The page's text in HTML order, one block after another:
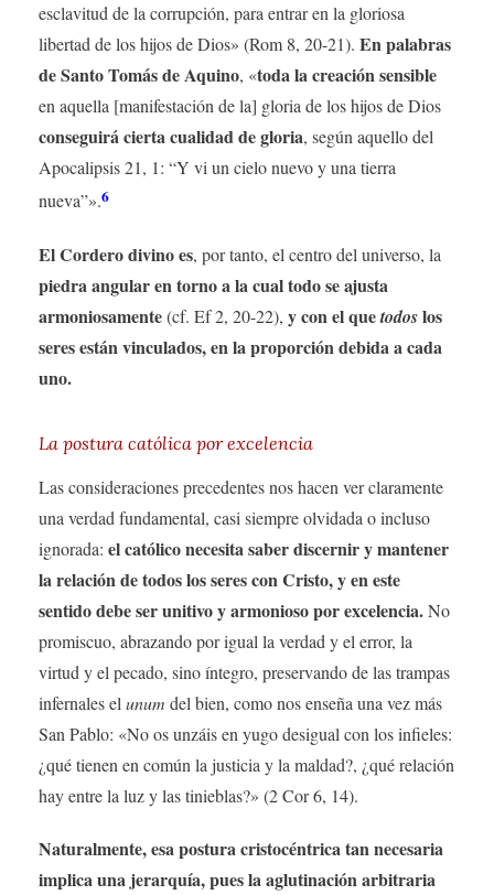
esclavitud de la corrupción, para entrar en la gloriosa
libertad de los hijos de Dios» (Rom 8, 20-21). En palabras
de Santo Tomás de Aquino, «toda la creación sensible
en aquella [manifestación de la] gloria de los hijos de Dios
conseguirá cierta cualidad de gloria, según aquello del
Apocalipsis 21, 1: “Y vi un cielo nuevo y una tierra
nueva”».6
El Cordero divino es, por tanto, el centro del universo, la
piedra angular en torno a la cual todo se ajusta
armoniosamente(cf. Ef 2, 20-22), y con el quetodoslos
seres están vinculados, en la proporción debida a cada
uno.
La postura católica por excelencia
Las consideraciones precedentes nos hacen ver claramente
una verdad fundamental, casi siempre olvidada o incluso
ignorada: el católico necesita saber discernir y mantener
la relación de todos los seres con Cristo, y en este
sentido debe ser unitivo y armonioso por excelencia.No
promiscuo, abrazando por igual la verdad y el error, la
virtud y el pecado, sino íntegro, preservando de las trampas
infernales el unum del bien, como nos enseña una vez más
San Pablo: «No os unzáis en yugo desigual con los infieles:
¿qué tienen en común la justicia y la maldad?, ¿qué relación
hay entre la luz y las tinieblas?» (2 Cor 6, 14).
Naturalmente, esa postura cristocéntrica tan necesaria
implica una jerarquía, pues la aglutinación arbitraria